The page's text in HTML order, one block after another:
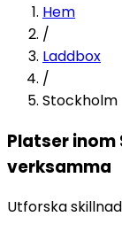
Hem
/
Laddbox
/
Stockholm
Platser inom
verksamma
Utforska